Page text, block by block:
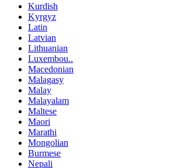
Kurdish
Kyrgyz
Latin
Latvian
Lithuanian
Luxembou..
Macedonian
Malagasy
Malay
Malayalam
Maltese
Maori
Marathi
Mongolian
Burmese
Nepali